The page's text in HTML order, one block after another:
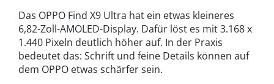
Das OPPO Find X9 Ultra hat ein etwas kleineres
6,82-Zoll-AMOLED-Display. Dafür löst es mit 3.168 x
1.440 Pixeln deutlich höher auf. In der Praxis
bedeutet das: Schrift und feine Details können auf
dem OPPO etwas schärfer sein.